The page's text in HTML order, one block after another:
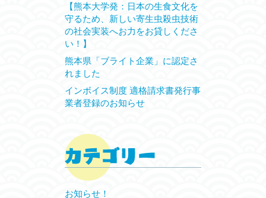
【熊本大学発：日本の生食文化を
守るため、新しい寄生虫殺虫技術
の社会実装へお力をお貸しくださ
い！】
熊本県「ブライト企業」に認定さ
れました
インボイス制度 適格請求書発行事
業者登録のお知らせ
お知らせ！